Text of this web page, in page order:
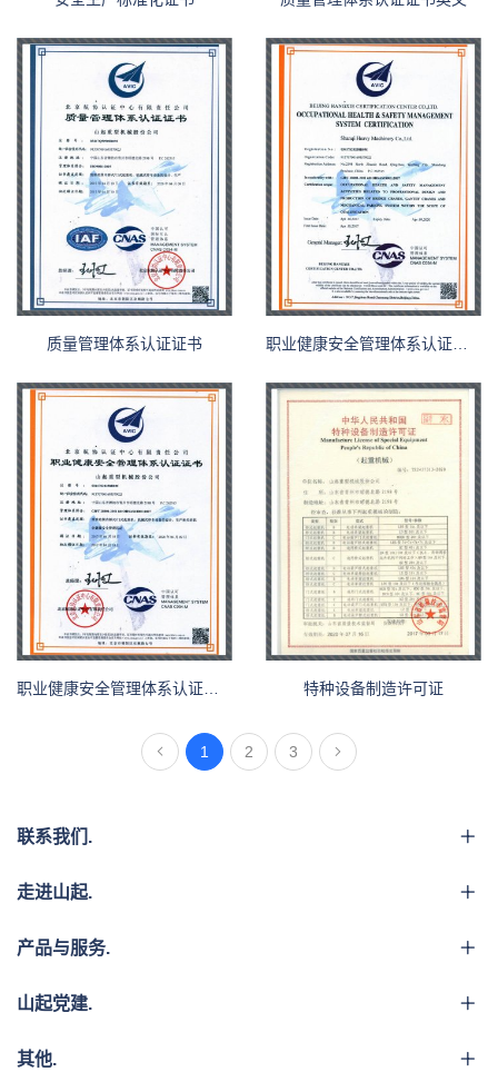
质量管理体系认证证书
特种设备制造许可证
1 2 3
联系我们.
走进山起.
产品与服务.
山起党建.
其他.